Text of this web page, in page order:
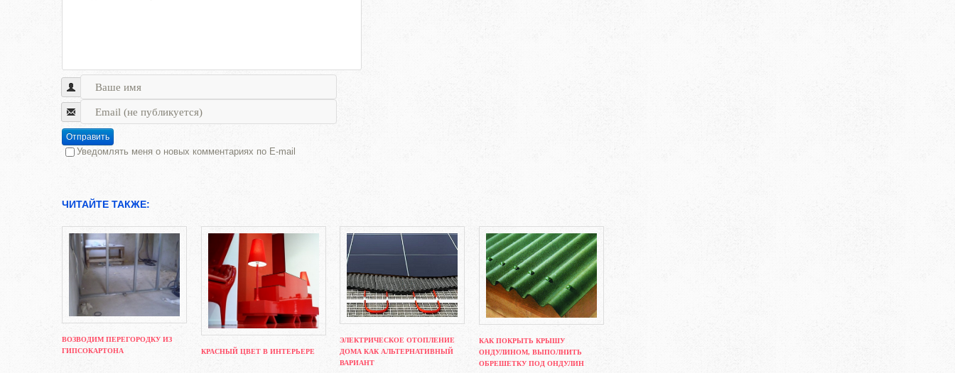
Отправить
Уведомлять меня о новых комментариях по E-mail
ЧИТАЙТЕ ТАКЖЕ:
ВОЗВОДИМ ПЕРЕГОРОДКУ ИЗ
ГИПСОКАРТОНА
КРАСНЫЙ ЦВЕТ В ИНТЕРЬЕРЕ
ЭЛЕКТРИЧЕСКОЕ ОТОПЛЕНИЕ
ДОМА КАК АЛЬТЕРНАТИВНЫЙ
ВАРИАНТ
КАК ПОКРЫТЬ КРЫШУ
ОНДУЛИНОМ, ВЫПОЛНИТЬ
ОБРЕШЕТКУ ПОД ОНДУЛИН